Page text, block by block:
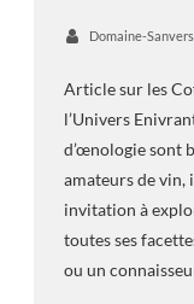
Domaine-
Article sur les
l’Univers
d’œnologie sont
amateurs de vin,
invitation à
toutes ses
ou un